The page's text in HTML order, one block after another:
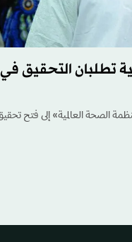
تطلبان التحقيق
الصحة العالمية» إلى فتح